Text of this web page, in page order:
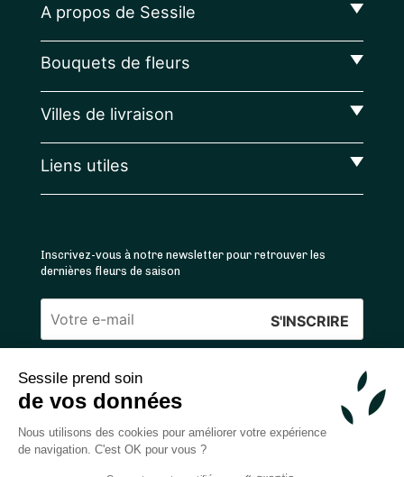
Sessile prend soin
de vos données
Nous utilisons des cookies pour améliorer votre expérience
de navigation. C'est OK pour vous ?
A propos de Sessile
Bouquets de fleurs
Villes de livraison
Liens utiles
Inscrivez-vous à notre newsletter pour retrouver les
dernières fleurs de saison
Veuillez
ce
champ
4.4 /5 ⭐ | 120 000+ bouquets livrés |
Achats 100% sécurisés